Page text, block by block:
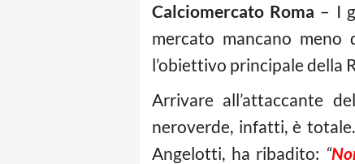
Calciomercato Roma – I
mercato mancano
l’obiettivo principale della
Arrivare all’attaccante
neroverde, infatti, è
Angelotti, ha ribadito: “